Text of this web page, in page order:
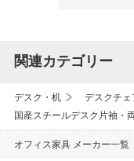
関連カテゴリー
デスク・机 デスクチェ
国産スチールデスク片袖・
オフィス家具 メーカー一覧